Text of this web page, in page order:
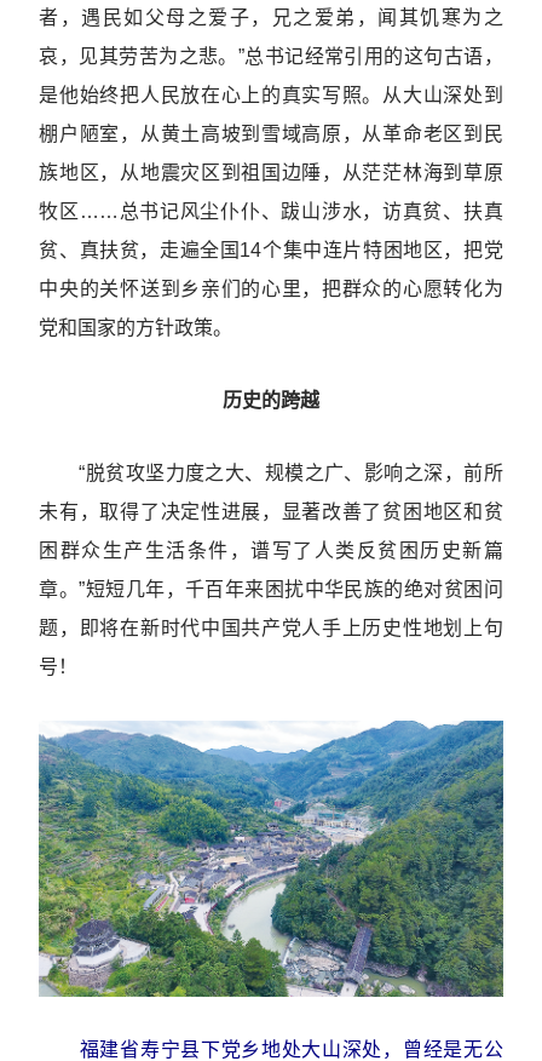
者，遇民如父母之爱子，兄之爱弟，闻其饥寒为之
哀，见其劳苦为之悲。”总书记经常引用的这句古语，
是他始终把人民放在心上的真实写照。从大山深处到
棚户陋室，从黄土高坡到雪域高原，从革命老区到民
族地区，从地震灾区到祖国边陲，从茫茫林海到草原
牧区……总书记风尘仆仆、跋山涉水，访真贫、扶真
贫、真扶贫，走遍全国14个集中连片特困地区，把党
中央的关怀送到乡亲们的心里，把群众的心愿转化为
党和国家的方针政策。
历史的跨越
“脱贫攻坚力度之大、规模之广、影响之深，前所
未有，取得了决定性进展，显著改善了贫困地区和贫
困群众生产生活条件，谱写了人类反贫困历史新篇
章。”短短几年，千百年来困扰中华民族的绝对贫困问
题，即将在新时代中国共产党人手上历史性地划上句
号！
福建省寿宁县下党乡地处大山深处，曾经是无公